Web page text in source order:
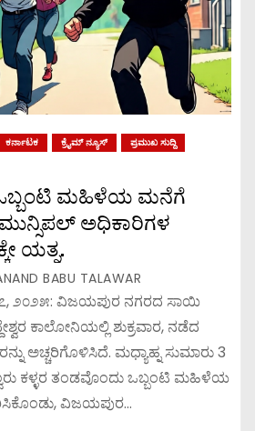
ಕರ್ನಾಟಕ ಕ್ರೈಮ್ ನ್ಯೂಸ್
ಪ್ರಮುಖ ಸುದ್ದಿ
ಮಹಿಳೆಯ ಮನೆಗೆ
ಮುನ್ಸಿಪಲ್ ಅಧಿಕಾರಿಗಳ
ಯತ್ನ.
BABU TALAWAR
೨೦೨೫: ವಿಜಯಪುರ ನಗರದ ಸಾಯಿ
ಕಾಲೋನಿಯಲ್ಲಿ ಶುಕ್ರವಾರ, ನಡೆದ
ಅಚ್ಚರಿಗೊಳಿಸಿದೆ. ಮಧ್ಯಾಹ್ನ ಸುಮಾರು 3
ಕಳ್ಳರ ತಂಡವೊಂದು ಒಬ್ಬಂಟಿ ಮಹಿಳೆಯ
ವಿಜಯಪುರ…